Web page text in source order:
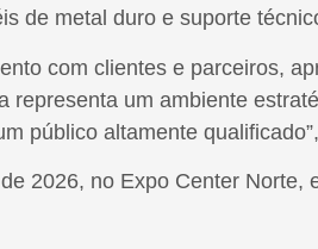
de metal duro e suporte
com clientes e parceiros,
representa um ambiente
público altamente
2026, no Expo Center Norte,